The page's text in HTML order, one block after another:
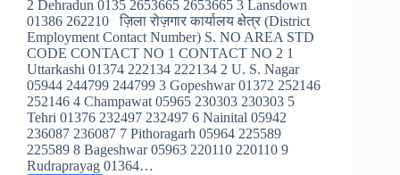
2 Dehradun 0135 2653665 2653665 3 Lansdown
01386 262210 ज़िला रोज़गार कार्यालय क्षेत्र (District
Employment Contact Number) S. NO AREA STD
CODE CONTACT NO 1 CONTACT NO 2 1
Uttarkashi 01374 222134 222134 2 U. S. Nagar
05944 244799 244799 3 Gopeshwar 01372 252146
252146 4 Champawat 05965 230303 230303 5
Tehri 01376 232497 232497 6 Nainital 05942
236087 236087 7 Pithoragarh 05964 225589
225589 8 Bageshwar 05963 220110 220110 9
Rudraprayag 01364…